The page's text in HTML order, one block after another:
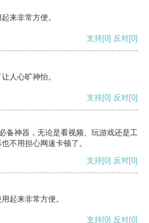
来非常方便。
支持[0] 反对[0]
人心旷神怡。
支持[0] 反对[0]
备神器，无论是看视频、玩游戏还是工
不用担心网速卡顿了。
支持[0] 反对[0]
起来非常方便。
支持[0] 反对[0]